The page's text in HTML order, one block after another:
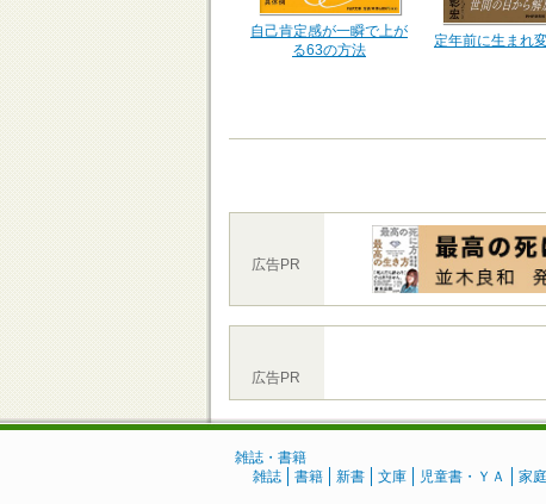
自己肯定感が一瞬で上が
る63の方法
定年前に生まれ
広告PR
広告PR
雑誌・書籍
雑誌
書籍 新書 文庫 児童書・ＹＡ 家